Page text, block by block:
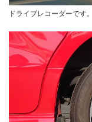
ドライブレコーダーです。